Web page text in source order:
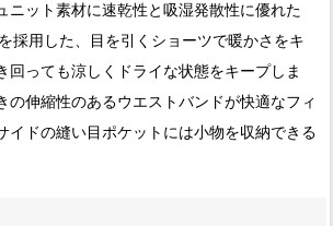
ニット素材に速乾性と吸湿発散性に優れた
採用した、目を引くショーツで暖かさをキ
回っても涼しくドライな状態をキープしま
の伸縮性のあるウエストバンドが快適なフィ
イドの縫い目ポケットには小物を収納できる